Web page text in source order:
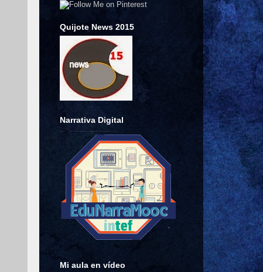
Quijote News 2015
Narrativa Digital
Mi aula en vídeo